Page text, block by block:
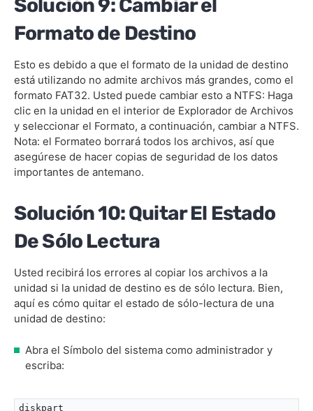
Solución 9: Cambiar el
Formato de Destino
Esto es debido a que el formato de la unidad de destino
está utilizando no admite archivos más grandes, como el
formato FAT32. Usted puede cambiar esto a NTFS: Haga
clic en la unidad en el interior de Explorador de Archivos
y seleccionar el Formato, a continuación, cambiar a NTFS.
Nota: el Formateo borrará todos los archivos, así que
asegúrese de hacer copias de seguridad de los datos
importantes de antemano.
Solución 10: Quitar El Estado
De Sólo Lectura
Usted recibirá los errores al copiar los archivos a la
unidad si la unidad de destino es de sólo lectura. Bien,
aquí es cómo quitar el estado de sólo-lectura de una
unidad de destino:
Abra el Símbolo del sistema como administrador y
escriba:
diskpart